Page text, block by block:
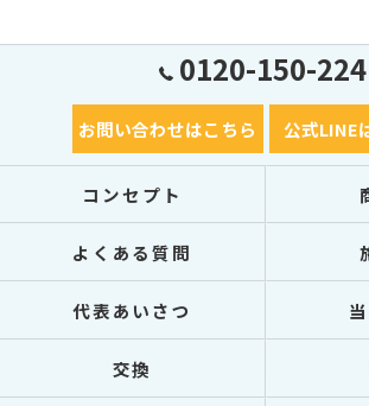
0120-150-224
お問い合わせはこちら 公式LINE
コンセプト
よくある質問
代表あいさつ
交換